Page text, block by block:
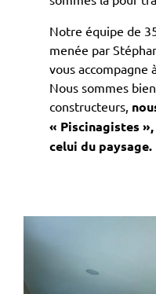
Notre équipe de
menée par
vous accompagne
Nous sommes
constructeurs,
« Piscinagistes
celui du paysage.